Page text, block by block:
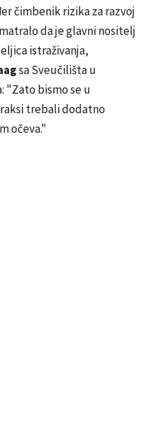
čimbenik rizika za razvoj
da je glavni nositelj
istraživanja,
sa Sveučilišta u
"Zato bismo se u
trebali dodatno
očeva."